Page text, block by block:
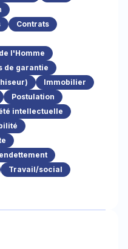
Contrats
l'Homme
de garantie
Immobilier
Postulation
intellectuelle
Travail/social